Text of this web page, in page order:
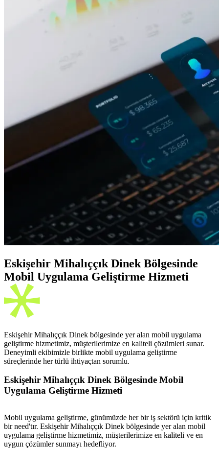
Eskişehir Mihalıççık Dinek Bölgesinde
Mobil Uygulama Geliştirme Hizmeti
Eskişehir Mihalıççık Dinek bölgesinde yer alan mobil uygulama
geliştirme hizmetimiz, müşterilerimize en kaliteli çözümleri sunar.
Deneyimli ekibimizle birlikte mobil uygulama geliştirme
süreçlerinde her türlü ihtiyaçtan sorumlu.
Eskişehir Mihalıççık Dinek Bölgesinde Mobil
Uygulama Geliştirme Hizmeti
Mobil uygulama geliştirme, günümüzde her bir iş sektörü için kritik
bir need'tır. Eskişehir Mihalıççık Dinek bölgesinde yer alan mobil
uygulama geliştirme hizmetimiz, müşterilerimize en kaliteli ve en
uygun çözümler sunmayı hedefliyor.